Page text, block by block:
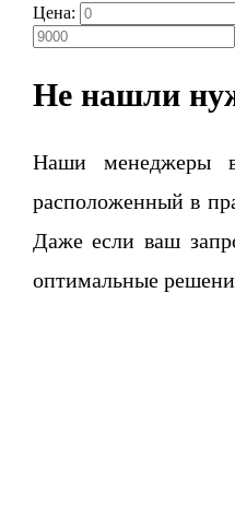
Цена:
Не нашли
Наши менеджеры
расположенный в
Даже если ваш
оптимальные